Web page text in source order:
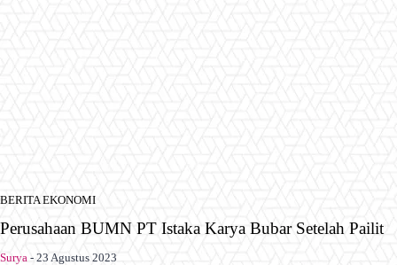
BERITA EKONOMI
Perusahaan BUMN PT Istaka Karya Bubar Setelah Pailit
Surya - 23 Agustus 2023